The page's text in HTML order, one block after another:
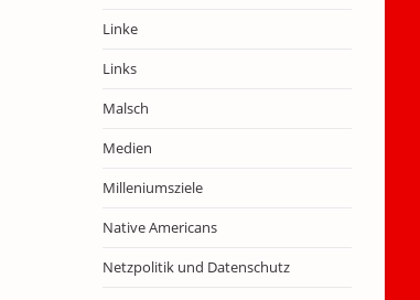
Linke
Links
Malsch
Medien
Milleniumsziele
Native Americans
Netzpolitik und Datenschutz